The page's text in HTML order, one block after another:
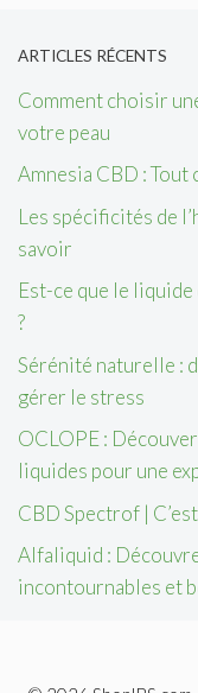
ARTICLES RÉCENTS
Comment choisir
votre peau
Amnesia CBD : Tout
Les spécificités de
savoir
Est-ce que le
?
Sérénité naturelle :
gérer le stress
OCLOPE :
liquides pour une
CBD Spectrof |
Alfaliquid :
incontournables et